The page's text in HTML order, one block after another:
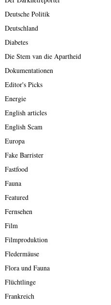
Deutsche Politik
Deutschland
Diabetes
Die Stem van die Apartheid
Dokumentationen
Editor's Picks
Energie
English articles
English Scam
Europa
Fake Barrister
Fastfood
Fauna
Featured
Fernsehen
Film
Filmproduktion
Fledermäuse
Flora und Fauna
Flüchtlinge
Frankreich